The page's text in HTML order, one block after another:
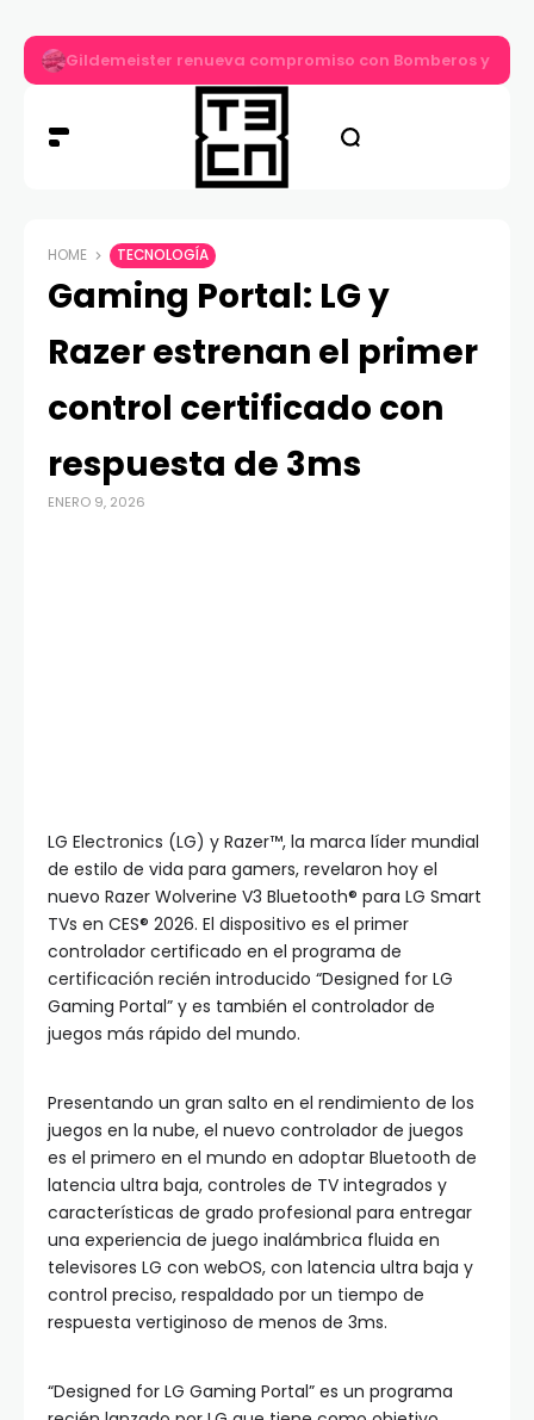
Gildemeister renueva compromiso con Bomberos y
HOME TECNOLOGÍA
Gaming Portal: LG y
Razer estrenan el primer
control certificado con
respuesta de 3ms
ENERO 9, 2026
LG Electronics (LG) y Razer™, la marca líder mundial
de estilo de vida para gamers, revelaron hoy el
nuevo Razer Wolverine V3 Bluetooth® para LG Smart
TVs en CES® 2026. El dispositivo es el primer
controlador certificado en el programa de
certificación recién introducido “Designed for LG
Gaming Portal” y es también el controlador de
juegos más rápido del mundo.
Presentando un gran salto en el rendimiento de los
juegos en la nube, el nuevo controlador de juegos
es el primero en el mundo en adoptar Bluetooth de
latencia ultra baja, controles de TV integrados y
características de grado profesional para entregar
una experiencia de juego inalámbrica fluida en
televisores LG con webOS, con latencia ultra baja y
control preciso, respaldado por un tiempo de
respuesta vertiginoso de menos de 3ms.
“Designed for LG Gaming Portal” es un programa